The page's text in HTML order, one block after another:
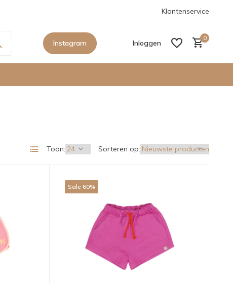
De nieuwe collecties zijn binnen,
Klantenservice
Instagram Inloggen
Account aanmaken
0
Toon: Sorteren op:
Sale 60%